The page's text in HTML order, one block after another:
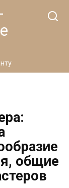
общие